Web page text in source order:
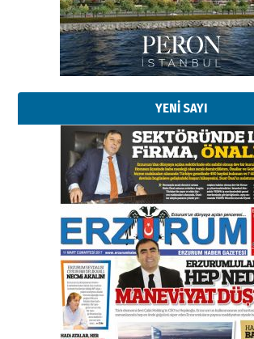
YENİ SAYI
02 Ağustos 2026 Pazar
Kadir SABUNCUOĞLU
Erzurumspor’un köşe taşları
29 Haziran 2026 Pazartesi
Kenan GÜLERCİ
Murat Şahsuvaroğlu ERKON’da
çıtayı yukarı taşırken,
yönetimdekiler aşağı
çekmemeli!
17 Şubat 2026 SalıOrhan BOZKURT
Bir fotoğraf, bir şehir, bir
gazeteci… Dizginler kimin
elinde?
31 Mart 2026 Salı
A. Berhan Yılmaz
BİR BÖLÜM DEĞİL, BİR ÖMÜR
SEÇİYORSUNUZ… “NEDEN
ATATÜRK ÜNİVERSİTESİ?”
28 Temmuz 2026 Salı